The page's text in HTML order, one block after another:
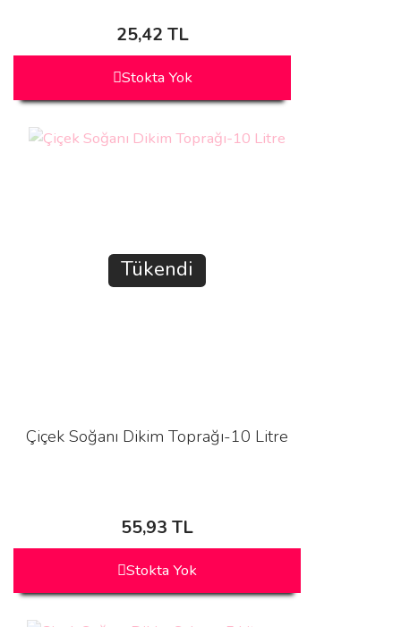
25,42 TL
Stokta Yok
Tükendi
Çiçek Soğanı Dikim Toprağı-10 Litre
55,93 TL
Stokta Yok